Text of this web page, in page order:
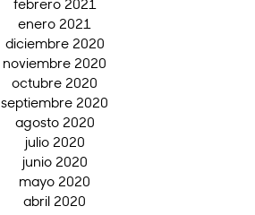
febrero 2021
enero 2021
diciembre 2020
noviembre 2020
octubre 2020
septiembre 2020
agosto 2020
julio 2020
junio 2020
mayo 2020
abril 2020